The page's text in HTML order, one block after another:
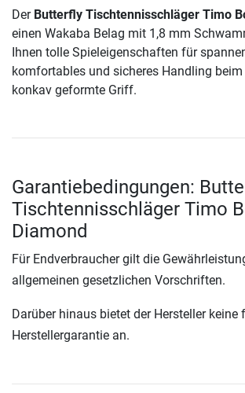
Der Butterfly Tischtennisschläger Timo
einen Wakaba Belag mit 1,8 mm
Ihnen tolle Spieleigenschaften für
komfortables und sicheres Handling
konkav geformte Griff.
Garantiebedingungen:
Tischtennisschläger Timo
Diamond
Für Endverbraucher gilt die
allgemeinen gesetzlichen Vorschriften.
Darüber hinaus bietet der Hersteller keine
Herstellergarantie an.